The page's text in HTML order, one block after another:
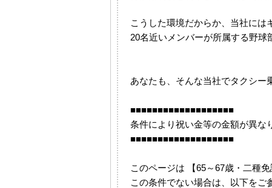
こうした環境だからか、当社には
20名近いメンバーが所属する野球
あなたも、そんな当社でタクシー
■■■■■■■■■■■■■■■■■■■
条件により祝い金等の金額が異な
■■■■■■■■■■■■■■■■■■■
このページは 【65～67歳・二種
この条件でない場合は、以下をご